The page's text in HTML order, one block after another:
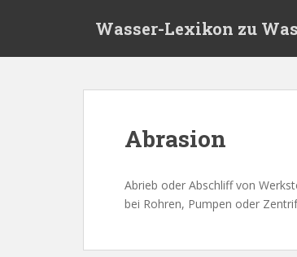
Wasser-Lexikon zu
Abrasion
Abrieb oder Abschliff von
bei Rohren, Pumpen oder